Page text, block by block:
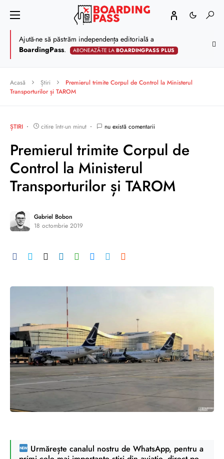
Ajută-ne să păstrăm independența editorială a
BoardingPass. ABONEAZĂ-TE LABOARDINGPASS PLUS
Acasă Știri
Premierul trimite Corpul de Control la Ministerul
Transporturilor și TAROM
ȘTIRI citire într-un minut nu există comentarii
Premierul trimite Corpul de
Control la Ministerul
Transporturilor și TAROM
Gabriel Bobon
18 octombrie 2019
Urmărește canalul nostru de WhatsApp, pentru a